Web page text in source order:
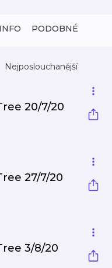
INFO PODOBNÉ
Nejposlouchanější
20/7/20
27/7/20
3/8/20